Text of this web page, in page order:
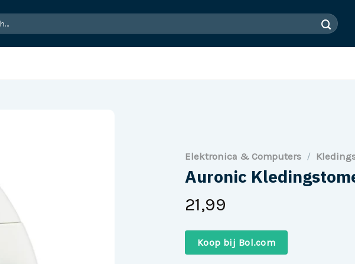
Elektronica & Computers /
Auronic
21,99
Koop bij Bol.com